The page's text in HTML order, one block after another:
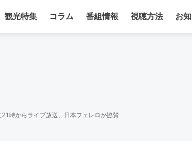
観光特集 コラム 番組情報 視聴方法 お
時からライブ放送、日本フェレロが協賛